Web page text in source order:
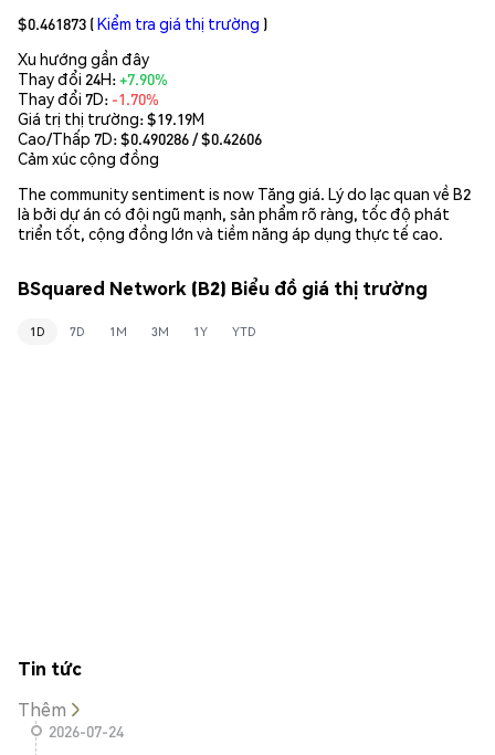
$0.461873 (Kiểm tra giá thị trường )
Xu hướng gần đây
Thay đổi 24H:+7.90%
Thay đổi 7D: -1.70%
Giá trị thị trường:$19.19M
Cao/Thấp 7D: $0.490286/ $0.42606
Cảm xúc cộng đồng
The community sentiment is now Tăng giá. Lý do lạc quan về B2
là bởi dự án có đội ngũ mạnh, sản phẩm rõ ràng, tốc độ phát
triển tốt, cộng đồng lớn và tiềm năng áp dụng thực tế cao.
BSquared Network (B2) Biểu đồ giá thị trường
1D 7D 1M 3M 1Y YTD
Tin tức
Thêm
2026-07-24